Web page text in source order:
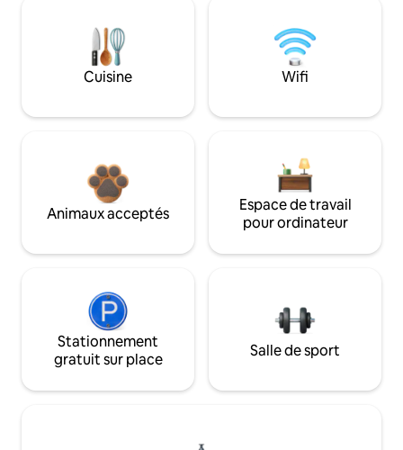
Cuisine Wifi
Animaux acceptés
Espace de travail
pour ordinateur
Stationnement
gratuit sur place
Salle de sport